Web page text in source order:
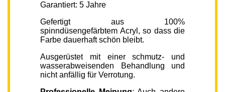
Garantiert: 5 Jahre
Gefertigt aus 100%
spinndüsengefärbtem Acryl, so dass die
Farbe dauerhaft schön bleibt.
Ausgerüstet mit einer schmutz- und
wasserabweisenden Behandlung und
nicht anfällig für Verrotung.